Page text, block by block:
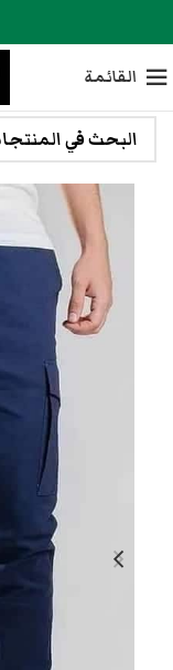
القائمة